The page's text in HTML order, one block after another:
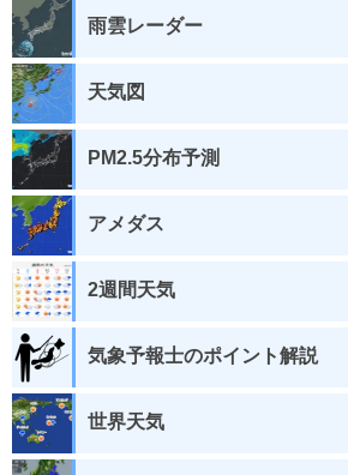
雨雲レーダー
天気図
PM2.5分布予測
アメダス
2週間天気
気象予報士のポイント解説
世界天気